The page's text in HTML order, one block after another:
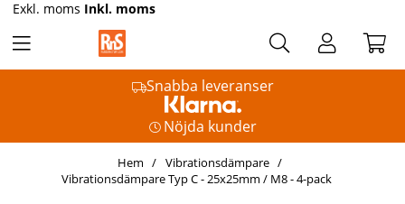
Snabba leveranser
Nöjda kunder
Exkl. moms Inkl. moms
Hem
Vibrationsdämpare
Vibrationsdämpare Typ C - 25x25mm / M8 - 4-pack